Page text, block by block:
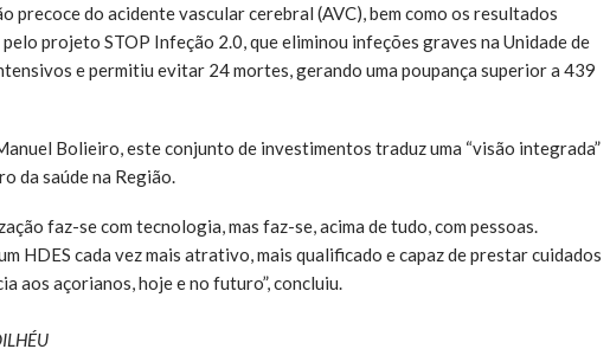
precoce do acidente vascular cerebral (AVC), bem como os resultados
projeto STOP Infeção 2.0, que eliminou infeções graves na Unidade de
e permitiu evitar 24 mortes, gerando uma poupança superior a 439
Bolieiro, este conjunto de investimentos traduz uma “visão integrada”
da saúde na Região.
faz-se com tecnologia, mas faz-se, acima de tudo, com pessoas.
HDES cada vez mais atrativo, mais qualificado e capaz de prestar cuidados
aos açorianos, hoje e no futuro”, concluiu.